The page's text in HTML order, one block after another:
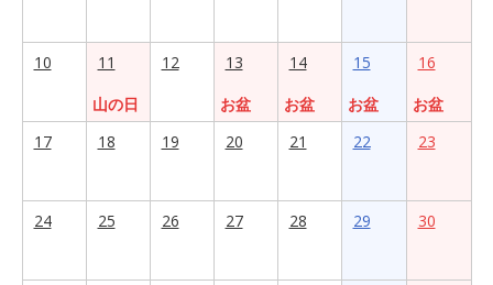
10
11
山の日
12
13
お盆
14
お盆
15
お盆
16
お盆
17
18 19 20 21 22 23
24 25 26 27 28 29 30